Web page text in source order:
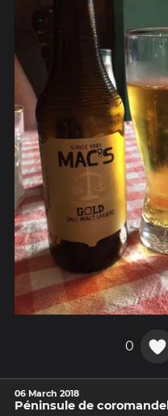
0
06 March 2018
Péninsule de